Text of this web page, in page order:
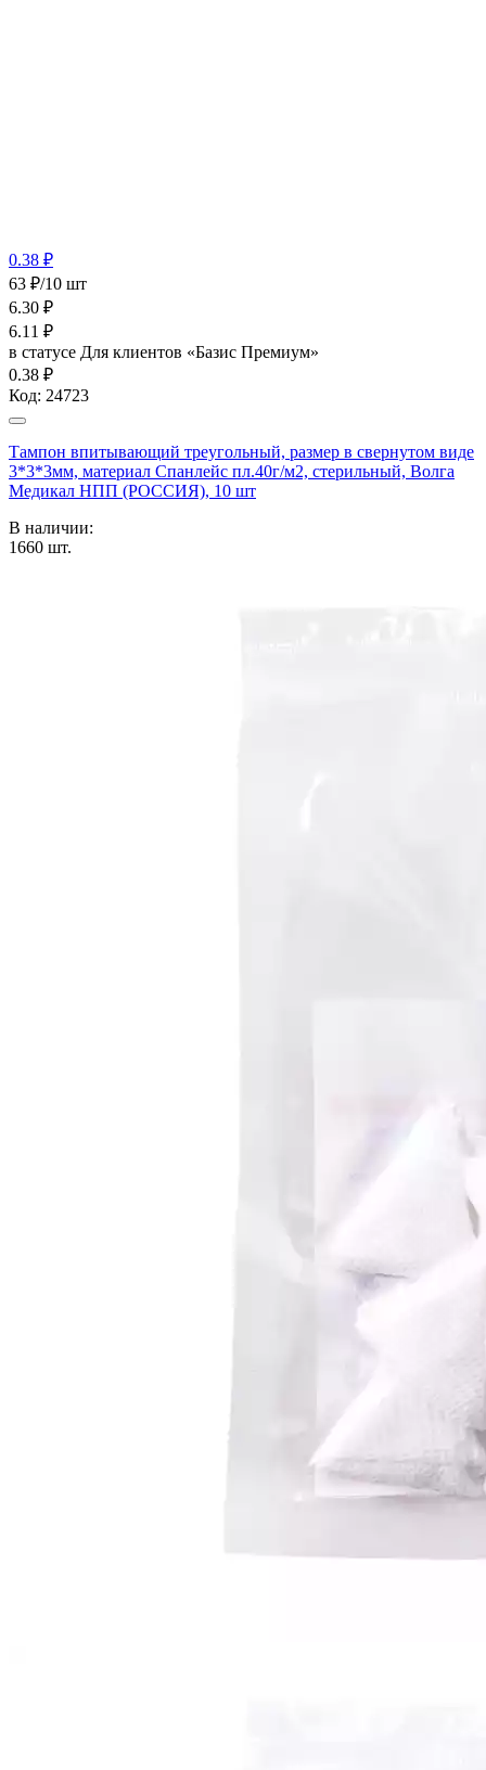
0.38 ₽
63 ₽/10 шт
6.30 ₽
6.11 ₽
в статусе Для клиентов «Базис Премиум»
0.38 ₽
Код: 24723
Тампон впитывающий треугольный, размер в свернутом виде
3*3*3мм, материал Спанлейс пл.40г/м2, стерильный, Волга
Медикал НПП (РОССИЯ), 10 шт
В наличии:
1660 шт.